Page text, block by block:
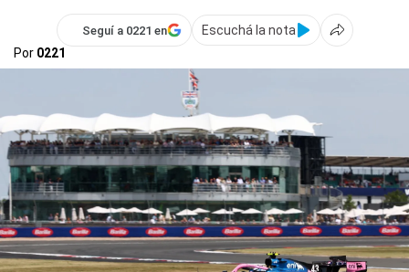
Seguí a 0221 en
Escuchá la nota
Por 0221